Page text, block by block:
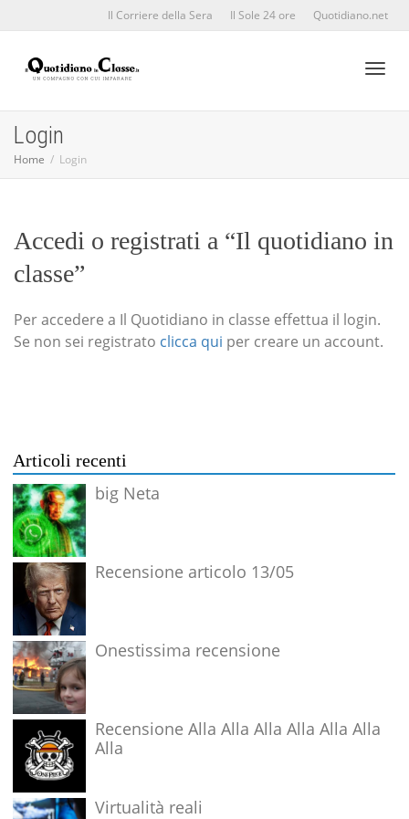
Il Corriere della Sera Il Sole 24 ore Quotidiano.net
Login
Home Login
Accedi o registrati a “Il quotidiano in
classe”
Per accedere a Il Quotidiano in classe effettua il login.
Se non sei registrato clicca qui per creare un account.
Articoli recenti
big Neta
Recensione articolo 13/05
Onestissima recensione
Recensione Alla Alla Alla Alla Alla Alla
Alla
Virtualità reali